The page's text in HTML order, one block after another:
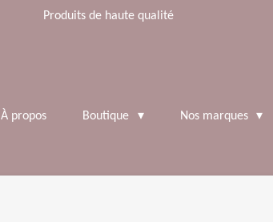
Produits de haute qualité
À propos Boutique Nos marques